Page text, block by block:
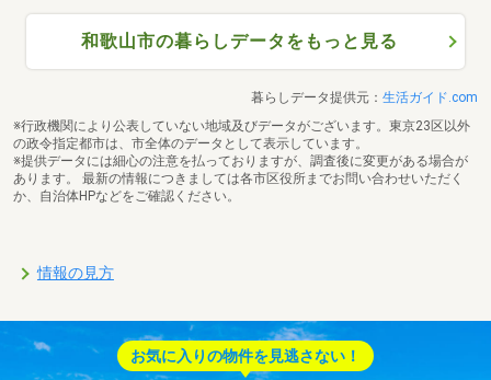
和歌山市の暮らしデータをもっと見る
暮らしデータ提供元： 生活ガイド.com
※行政機関により公表していない地域及びデータがございます。東京23区以外
の政令指定都市は、市全体のデータとして表示しています。
※提供データには細心の注意を払っておりますが、調査後に変更がある場合が
あります。 最新の情報につきましては各市区役所までお問い合わせいただく
か、自治体HPなどをご確認ください。
情報の見方
お気に入りの物件を見逃さない！